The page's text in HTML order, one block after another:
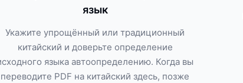
язык
Укажите упрощённый или традиционный
китайский и доверьте определение
языка автоопределению. Когда вы
переводите PDF на китайский здесь, позже